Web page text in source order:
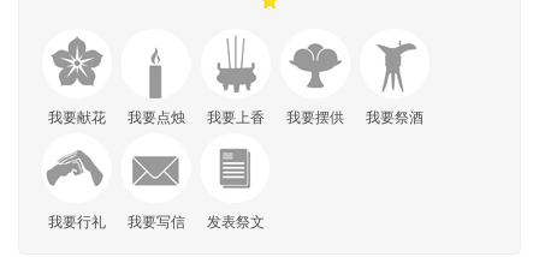
我要献花 我要点烛 我要上香 我要摆供 我要祭酒
我要行礼 我要写信 发表祭文